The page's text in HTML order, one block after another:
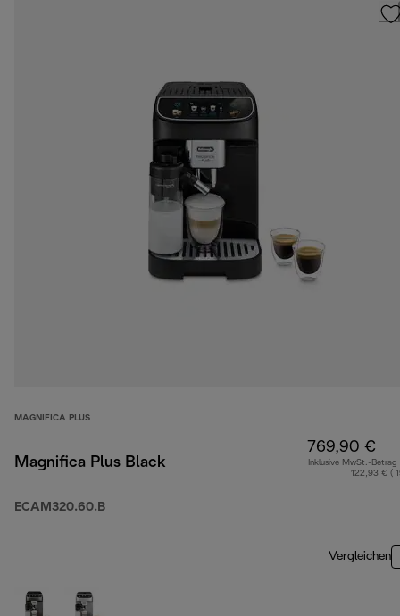
MAGNIFICA PLUS
Magnifica Plus Black
ECAM320.60.B
769,90 €
Inklusive MwSt.-Betrag
122,93 € (
Vergleichen